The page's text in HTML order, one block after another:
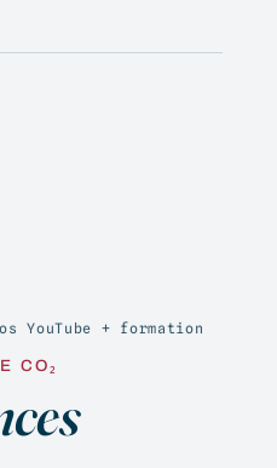
YouTube + formation
CO₂